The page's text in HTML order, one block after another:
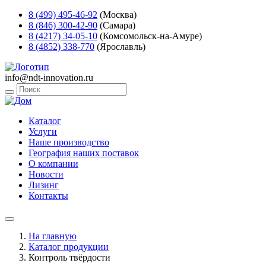
8 (499) 495-46-92 (Москва)
8 (846) 300-42-90 (Самара)
8 (4217) 34-05-10 (Комсомольск-на-Амуре)
8 (4852) 338-770 (Ярославль)
info@ndt-innovation.ru
Каталог
Услуги
Наше производство
География наших поставок
О компании
Новости
Лизинг
Контакты
На главную
Каталог продукции
Контроль твёрдости